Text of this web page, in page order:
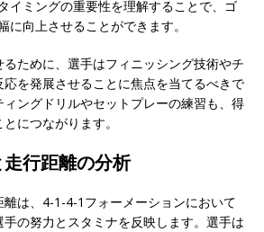
イミングの重要性を理解することで、ゴ
に向上させることができます。
ために、選手はフィニッシング技術やチ
を発展させることに焦点を当てるべきで
ングドリルやセットプレーの練習も、得
につながります。
行距離の分析
は、4-1-4-1フォーメーションにおいて
の努力とスタミナを反映します。選手は